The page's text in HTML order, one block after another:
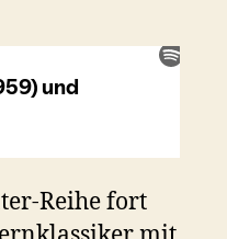
Reihe fort